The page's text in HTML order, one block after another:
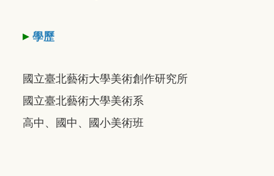
▸ 學歷
國立臺北藝術大學美術創作研究所
國立臺北藝術大學美術系
高中、國中、國小美術班